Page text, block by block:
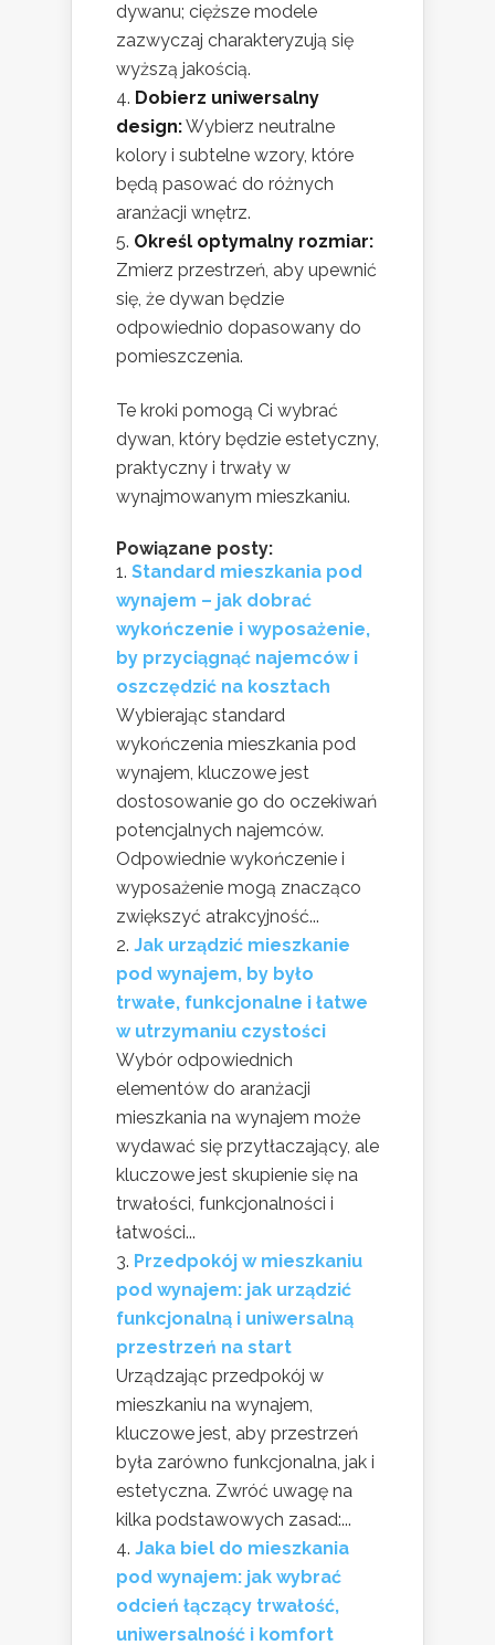
dywanu; cięższe modele
zazwyczaj charakteryzują się
wyższą jakością.
Dobierz uniwersalny
design:Wybierz neutralne
kolory i subtelne wzory, które
będą pasować do różnych
aranżacji wnętrz.
Określ optymalny rozmiar:
Zmierz przestrzeń, aby upewnić
się, że dywan będzie
odpowiednio dopasowany do
pomieszczenia.
Te kroki pomogą Ci wybrać
dywan, który będzie estetyczny,
praktyczny i trwały w
wynajmowanym mieszkaniu.
Powiązane posty:
Standard mieszkania pod
wynajem – jak dobrać
wykończenie i wyposażenie,
by przyciągnąć najemców i
oszczędzić na kosztach
Wybierając standard
wykończenia mieszkania pod
wynajem, kluczowe jest
dostosowanie go do oczekiwań
potencjalnych najemców.
Odpowiednie wykończenie i
wyposażenie mogą znacząco
zwiększyć atrakcyjność...
Jak urządzić mieszkanie
pod wynajem, by było
trwałe, funkcjonalne i łatwe
w utrzymaniu czystości
Wybór odpowiednich
elementów do aranżacji
mieszkania na wynajem może
wydawać się przytłaczający, ale
kluczowe jest skupienie się na
trwałości, funkcjonalności i
łatwości...
Przedpokój w mieszkaniu
pod wynajem: jak urządzić
funkcjonalną i uniwersalną
przestrzeń na start
Urządzając przedpokój w
mieszkaniu na wynajem,
kluczowe jest, aby przestrzeń
była zarówno funkcjonalna, jak i
estetyczna. Zwróć uwagę na
kilka podstawowych zasad:...
Jaka biel do mieszkania
pod wynajem: jak wybrać
odcień łączący trwałość,
uniwersalność i komfort